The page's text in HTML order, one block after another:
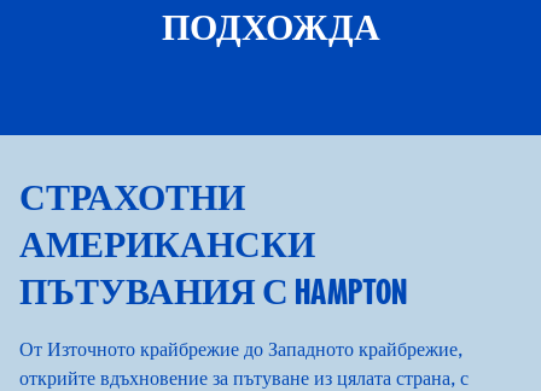
ПОДХОЖДА
ПАКЕТ „СЕМЕЙНО ЗАБАВЛЕНИЕ“
СТРАХОТНИ
АМЕРИКАНСКИ
ПЪТУВАНИЯ С HAMPTON
От Източното крайбрежие до Западното крайбрежие,
открийте вдъхновение за пътуване из цялата страна, с